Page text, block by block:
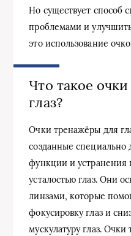
Но существует способ
проблемами и
это использование
Что такое
глаз?
Очки тренажёры для
созданные специально
функции и устранения
усталостью глаз. Они
линзами, которые
фокусировку глаз и
мускулатуру глаз.